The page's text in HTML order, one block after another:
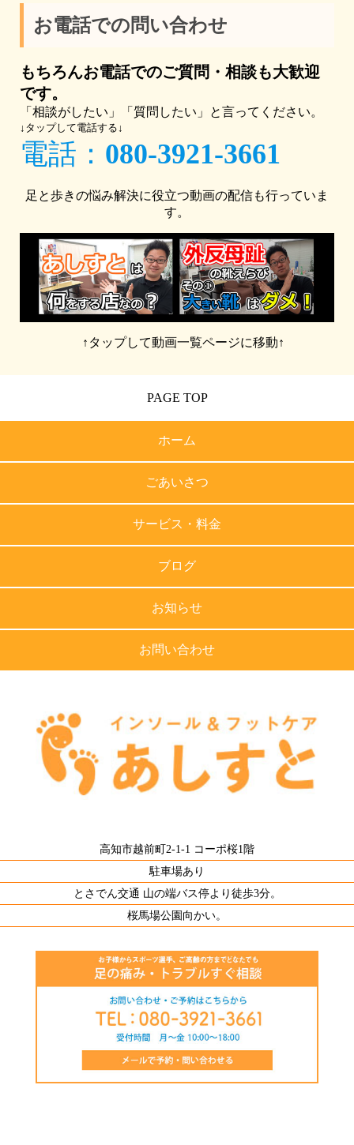
お電話での問い合わせ
もちろんお電話でのご質問・相談も大歓迎
です。
「相談がしたい」「質問したい」と言ってください。
↓タップして電話する↓
電話： 080-3921-3661
足と歩きの悩み解決に役立つ動画の配信も行っていま
す。
↑タップして動画一覧ページに移動↑
PAGE TOP
ホーム
ごあいさつ
サービス・料金
ブログ
お知らせ
お問い合わせ
高知市越前町2-1-1 コーポ桜1階
駐車場あり
とさでん交通 山の端バス停より徒歩3分。
桜馬場公園向かい。